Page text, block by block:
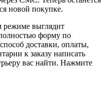
новой покупке.
режиме выглядит
форму по
доставки, оплаты,
к заказу написать
вас найти. Нажмите